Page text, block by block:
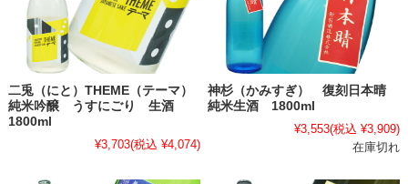
二兎（にと）THEME（テーマ）
純米吟醸 うすにごり 生酒
1800ml
¥3,703(税込 ¥4,074)
神杉（かみすぎ） 復刻日本晴
純米生酒 1800ml
¥3,553(税込 ¥3,909)
在庫切れ